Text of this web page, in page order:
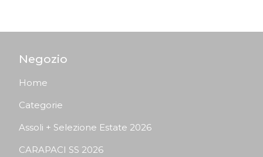
Negozio
Home
Categorie
Assoli + Selezione Estate 2026
CARAPACI SS 2026